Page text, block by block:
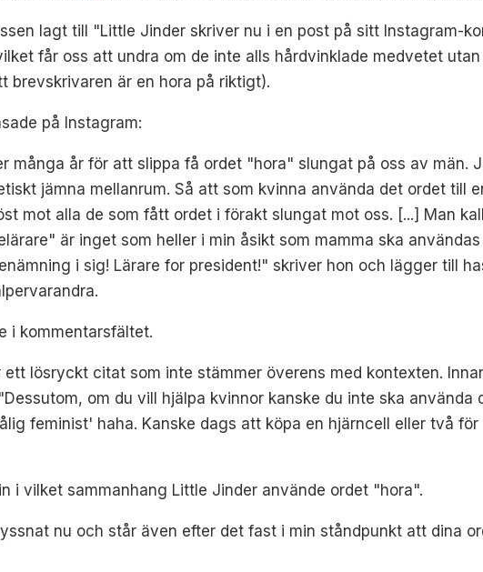
lagt till "Little Jinder skriver nu i en post på sitt Instagram-
får oss att undra om de inte alls hårdvinklade medvetet utan
brevskrivaren är en hora på riktigt).
på Instagram:
många år för att slippa få ordet "hora" slungat på oss av män.
jämna mellanrum. Så att som kvinna använda det ordet till
mot alla de som fått ordet i förakt slungat mot oss. [...] Man
är inget som heller i min åsikt som mamma ska användas
i sig! Lärare for president!" skriver hon och lägger till
i kommentarsfältet.
lösryckt citat som inte stämmer överens med kontexten.
om du vill hjälpa kvinnor kanske du inte ska använda
feminist' haha. Kanske dags att köpa en hjärncell eller två för
i vilket sammanhang Little Jinder använde ordet "hora".
nu och står även efter det fast i min ståndpunkt att dina